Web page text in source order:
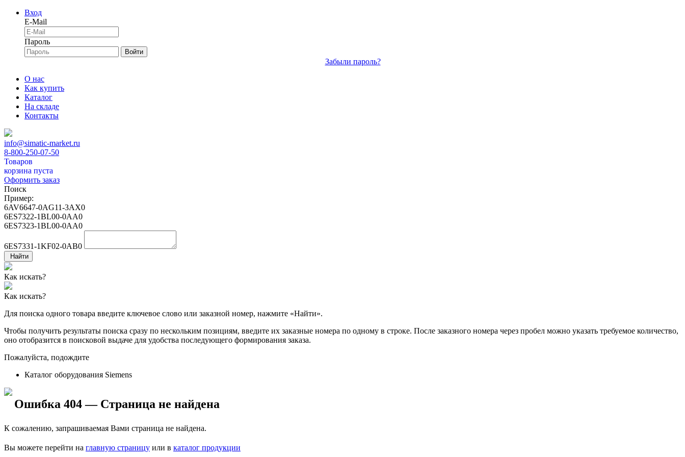
Вход
E-Mail
Пароль
Войти
Забыли пароль?
О нас
Как купить
Каталог
На складе
Контакты
info@simatic-market.ru
8-800-250-07-50
Товаров
корзина пуста
Оформить заказ
Поиск
Пример:
6AV6647-0AG11-3AX0
6ES7322-1BL00-0AA0
6ES7323-1BL00-0AA0
6ES7331-1KF02-0AB0
Найти
Как искать?
Как искать?
Для поиска одного товара введите ключевое слово или заказной номер, нажмите «Найти».
Чтобы получить результаты поиска сразу по нескольким позициям, введите их заказные номера по одному в строке. После заказного номера через пробел можно указать требуемое количество,
оно отобразится в поисковой выдаче для удобства последующего формирования заказа.
Пожалуйста, подождите
Каталог оборудования Siemens
Ошибка 404 — Страница не найдена
К сожалению, запрашиваемая Вами страница не найдена.
Вы можете перейти на главную страницу или в каталог продукции